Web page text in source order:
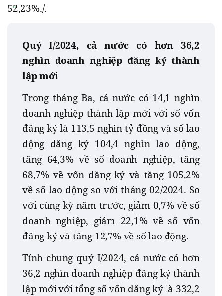
52,23%./.
Quý I/2024, cả nước có hơn 36,2
nghìn doanh nghiệp đăng ký thành
lập mới
Trong tháng Ba, cả nước có 14,1 nghìn
doanh nghiệp thành lập mới với số vốn
đăng ký là 113,5 nghìn tỷ đồng và số lao
động đăng ký 104,4 nghìn lao động,
tăng 64,3% về số doanh nghiệp, tăng
68,7% về vốn đăng ký và tăng 105,2%
về số lao động so với tháng 02/2024. So
với cùng kỳ năm trước, giảm 0,7% về số
doanh nghiệp, giảm 22,1% về số vốn
đăng ký và tăng 12,7% về số lao động.
Tính chung quý I/2024, cả nước có hơn
36,2 nghìn doanh nghiệp đăng ký thành
lập mới với tổng số vốn đăng ký là 332,2